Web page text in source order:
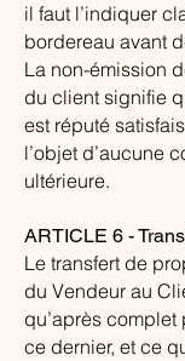
il faut l’indiquer
bordereau avant
La non-émission
du client signifie
est réputé
l’objet d’aucune
ultérieure.
ARTICLE 6 -
Le transfert de
du Vendeur au
qu’après
ce dernier, et ce